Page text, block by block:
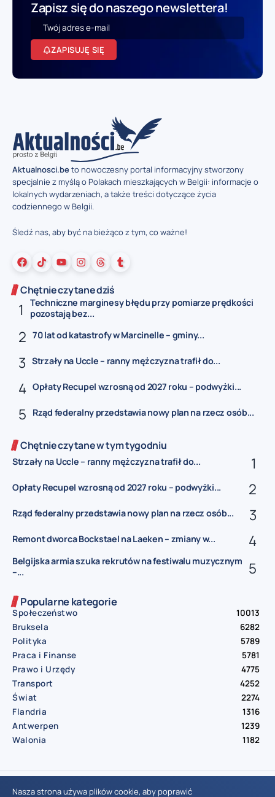
Zapisz się do naszego newslettera!
ZAPISUJĘ SIĘ
Aktualnosci.beto nowoczesny portal informacyjny stworzony
specjalnie z myślą o Polakach mieszkających w Belgii: informacje o
lokalnych wydarzeniach, a także treści dotyczące życia
codziennego w Belgii.
Śledź nas, aby być na bieżąco z tym, co ważne!
Chętnie czytane dziś
Techniczne marginesy błędu przy pomiarze prędkości
pozostają bez...
70 lat od katastrofy w Marcinelle – gminy...
Strzały na Uccle – ranny mężczyzna trafił do...
Opłaty Recupel wzrosną od 2027 roku – podwyżki...
Rząd federalny przedstawia nowy plan na rzecz osób...
Chętnie czytane w tym tygodniu
Strzały na Uccle – ranny mężczyzna trafił do...
Opłaty Recupel wzrosną od 2027 roku – podwyżki...
Rząd federalny przedstawia nowy plan na rzecz osób...
Remont dworca Bockstael na Laeken – zmiany w...
Belgijska armia szuka rekrutów na festiwalu muzycznym
–...
Popularne kategorie
Społeczeństwo
10013
Bruksela
6282
Polityka
5789
Praca i Finanse
5781
Prawo i Urzędy
4775
Transport
4252
Świat
2274
Flandria
1316
Antwerpen
1239
Walonia
1182
© Aktualnosci.be – All Right Reserved 2016-2026
Nasza strona używa plików cookie, aby poprawić